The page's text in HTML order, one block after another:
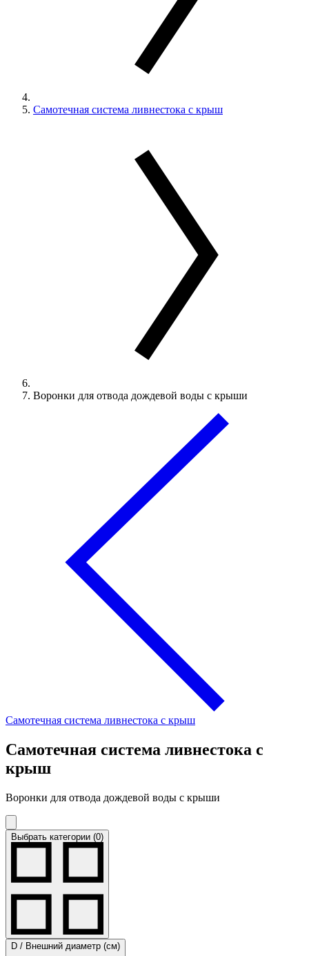
Самотечная система ливнестока с крыш
Воронки для отвода дождевой воды с крыши
Самотечная система ливнестока с крыш
Самотечная система ливнестока с
крыш
Воронки для отвода дождевой воды с крыши
Выбрать категории (0)
D / Внешний диаметр (см)